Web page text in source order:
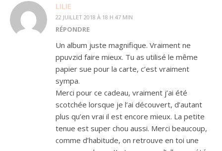
LILIE
22 JUILLET 2018 À 18 H 47 MIN
RÉPONDRE
Un album juste magnifique. Vraiment ne
ppuvzid faire mieux. Tu as utilisé le même
papier sue pour la carte, c’est vraiment
sympa.
Merci pour ce cadeau, vraiment j’ai été
scotchée lorsque je l’ai découvert, d’autant
plus qu’en vrai il est encore mieux. La petite
tenue est super chou aussi. Merci beaucoup,
comme d’habitude, on retrouve en toi une